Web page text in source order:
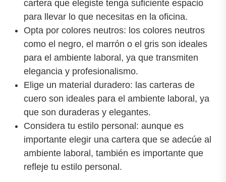
cartera que elegiste tenga suficiente espacio
para llevar lo que necesitas en la oficina.
Opta por colores neutros: los colores neutros
como el negro, el marrón o el gris son ideales
para el ambiente laboral, ya que transmiten
elegancia y profesionalismo.
Elige un material duradero: las carteras de
cuero son ideales para el ambiente laboral, ya
que son duraderas y elegantes.
Considera tu estilo personal: aunque es
importante elegir una cartera que se adecúe al
ambiente laboral, también es importante que
refleje tu estilo personal.